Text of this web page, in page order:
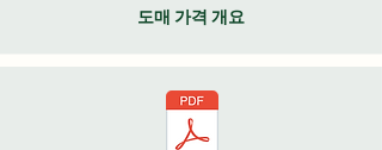
도매 가격 개요